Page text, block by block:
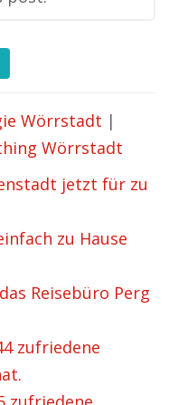
Wörrstadt |
Wörrstadt
jetzt für zu
zu Hause
Reisebüro Perg
zufriedene